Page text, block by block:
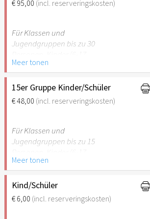
empfehlenswert.
€ 95,00 (incl. reserveringskosten)
Für Klassen und
Jugendgruppen bis zu 30
Jahre) oder Schüler mit
Schülerausweis inklusive
erwachsene Begleitperson.
Hinweis: Für Kinder unter 6
Stuttgart nicht
empfehlenswert.
Meer tonen
15er Gruppe Kinder/Schüler
€ 48,00 (incl. reserveringskosten)
Für Klassen und
Jugendgruppen bis zu 15
Jahre) oder Schüler mit
Schülerausweis inklusive
erwachsene Begleitperson.
Hinweis: Für Kinder unter 6
Meer tonen
Kind/Schüler
€ 6,00 (incl. reserveringskosten)